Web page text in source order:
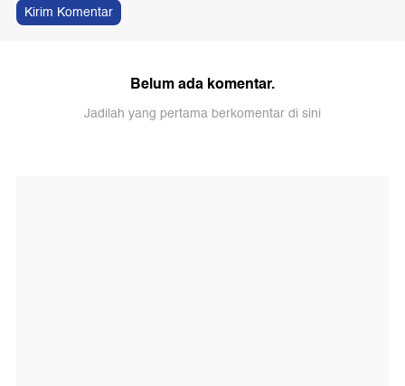
Kirim Komentar
Belum ada komentar.
Jadilah yang pertama berkomentar di sini